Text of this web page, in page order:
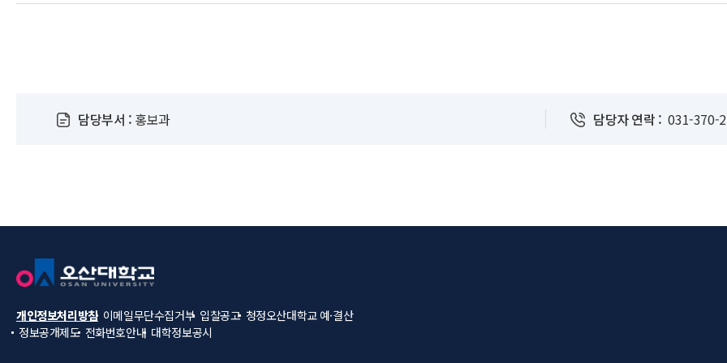
담당부서 : 홍보과 담당자 연락 : 031-370-
개인정보처리방침 이메일무단수집거부 입찰공고 청정오산대학교 예·결산
정보공개제도 전화번호안내 대학정보공시